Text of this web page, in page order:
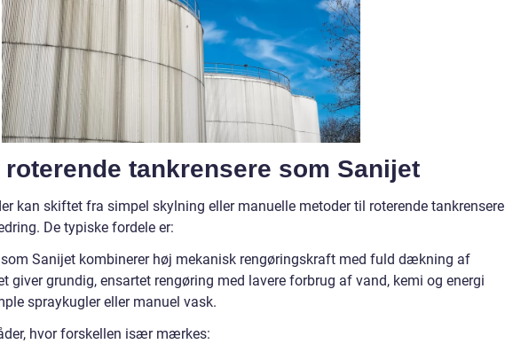
tankrensere som Sanijet
kan skiftet fra simpel skylning eller manuelle metoder til roterende tankrensere
De typiske fordele er:
som Sanijet kombinerer høj mekanisk rengøringskraft med fuld dækning af
giver grundig, ensartet rengøring med lavere forbrug af vand, kemi og energi
spraykugler eller manuel vask.
hvor forskellen især mærkes: